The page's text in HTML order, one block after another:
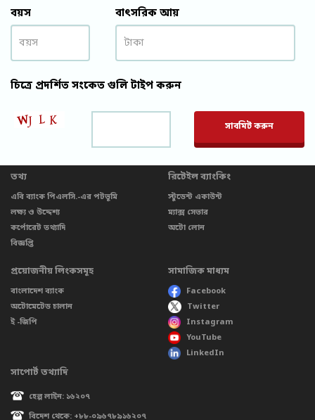
বয়স বাৎসরিক আয়
চিত্রে প্রদর্শিত সংকেত গুলি টাইপ করুন
তথ্য
এবি ব্যাংক পিএলসি.-এর পটভূমি
লক্ষ্য ও উদ্দেশ্য
কর্পোরেট তথ্যাদি
বিজ্ঞপ্তি
রিটেইল ব্যাংকিং
স্টুডেন্ট একাউন্ট
ম্যাক্স সেভার
অটো লোন
প্রয়োজনীয় লিংকসমূহ
বাংলাদেশ ব্যাংক
অটোমেটেড চালান
ই -জিপি
সামাজিক মাধ্যম
Facebook
Twitter
Instagram
YouTube
LinkedIn
সাপোর্ট তথ্যাদি
হেল্প লাইন: ১৬২০৭
বিদেশ থেকে: +৮৮-০৯৬৭৮৯১৬২০৭